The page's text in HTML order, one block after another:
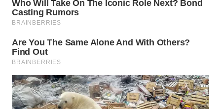
TANGERANG
BINJAI
CIREBON
WN